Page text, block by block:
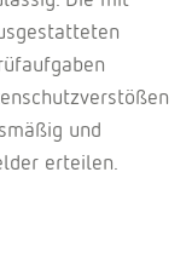
und
erteilen.